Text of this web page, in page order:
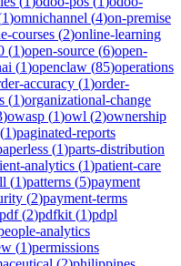
1)omnichannel (4)on-premise
courses (2)online-learning
(1)open-source (6)open-
(1)openclaw (85)operations
accuracy (1)order-
(1)organizational-change
)owasp (1)owl (2)ownership
(1)paginated-reports
(1)parts-distribution
analytics (1)patient-care
(1)patterns (5)payment
(2)payment-terms
pdf(2)pdfkit (1)pdpl
analytics
(1)permissions